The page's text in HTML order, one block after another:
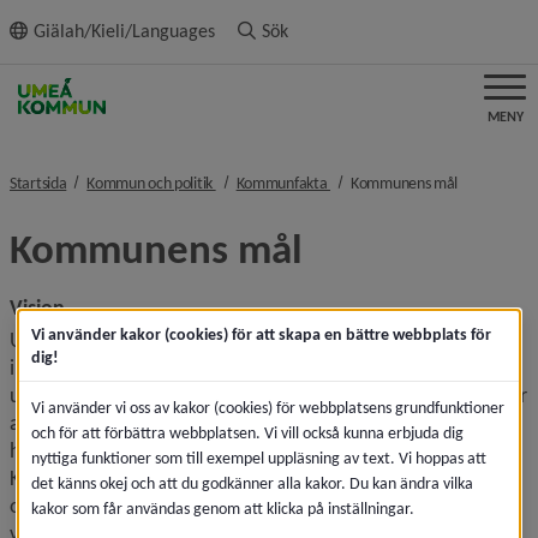
innehållet
Giälah/Kieli/Languages Sök
MENY
Startsida Kommun och politik nivå i brödsmulenavigeringen
Kommunfakta nivå i brödsmulenavigeringen
Kommunens mål
Kommunens mål
Vision
Umeå kommun har som vision att Umeå ska ha 200 000
invånare senast år 2050. Visionen uttrycker att alla ska
uppleva att de vinner på att bo och verka i Umeå. Det gäller
alla Umeås medborgare och alla som överväger att flytta
hit och etablera sig, studenter, företag med flera.
Kommunfullmäktige fastställer budget, övergripande mål
och inriktning för kommunens samlade verksamhet i juni
Vi använder kakor (cookies) för att skapa en bättre webbplats för
dig!
Vi använder vi oss av kakor (cookies) för webbplatsens grundfunktioner
och för att förbättra webbplatsen. Vi vill också kunna erbjuda dig
nyttiga funktioner som till exempel uppläsning av text. Vi hoppas att
det känns okej och att du godkänner alla kakor. Du kan ändra vilka
kakor som får användas genom att klicka på inställningar.